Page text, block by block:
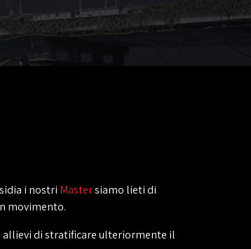
i nostri Mastersiamo lieti di
movimento.
allievi di stratificare ulteriormente il